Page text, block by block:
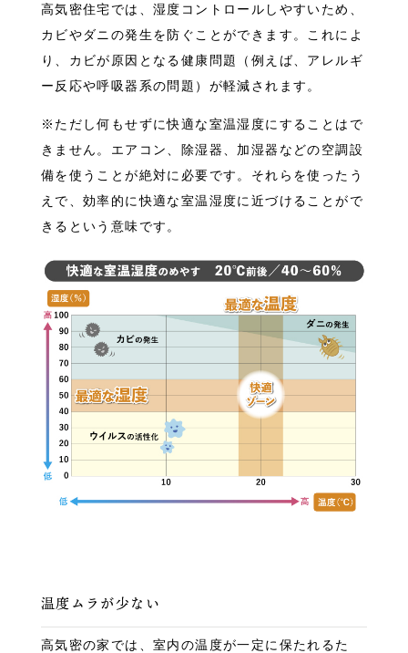
高気密住宅では、湿度コントロールしやすいため、
カビやダニの発生を防ぐことができます。これによ
り、カビが原因となる健康問題（例えば、アレルギ
ー反応や呼吸器系の問題）が軽減されます。
※ただし何もせずに快適な室温湿度にすることはで
きません。エアコン、除湿器、加湿器などの空調設
備を使うことが絶対に必要です。それらを使ったう
えで、効率的に快適な室温湿度に近づけることがで
きるという意味です。
温度ムラが少ない
高気密の家では、室内の温度が一定に保たれるた